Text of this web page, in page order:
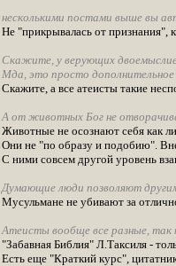
несколькими постами выше вы
Не "прикрывалась от признания",
Скажите, у верующих
Мда, это просто
Скажите, а все атеисты такие
А от животных Бог не
Животные не осознают себя как
Они не "по образу и подобию".
С ними совсем другой уровень
Думающие люди позволяют
Мусульмане не убивают за
Атеисты вообще все разные, так
"Забавная Библия" Л.Таксиля -
Есть еще "Краткий курс",